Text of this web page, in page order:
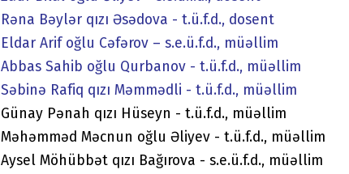
Rəna Bəylər qızı Əsədova - t.ü.f.d., dosent
Eldar Arif oğlu Cəfərov – s.e.ü.f.d., müəllim
Abbas Sahib oğlu Qurbanov - t.ü.f.d., müəllim
Səbinə Rafiq qızı Məmmədli - t.ü.f.d., müəllim
Günay Pənah qızı Hüseyn - t.ü.f.d., müəllim
Məhəmməd Məcnun oğlu Əliyev - t.ü.f.d., müəllim
Aysel Möhübbət qızı Bağırova - s.e.ü.f.d., müəllim